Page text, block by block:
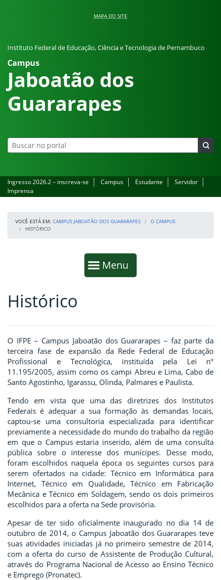
MAPA DO SITE
Instituto Federal de Educação, Ciência e Tecnologia de Pernambuco
Campus
Jaboatão dos
Guararapes
Ingresso 2026.2 – inscreva-se Campus Estudante
Servidor
Imprensa
VOCÊ ESTÁ EM: CAMPUS JABOATÃO DOS GUARARAPES
O CAMPUS
HISTÓRICO
Mostrar
Menu
Fim da navegação
Início do conteúdo
Histórico
O IFPE – Campus Jaboatão dos Guararapes – faz parte da
terceira fase de expansão da Rede Federal de Educação
Profissional e Tecnológica, instituída pela Lei nº
11.195/2005, assim como os campi Abreu e Lima, Cabo de
Santo Agostinho, Igarassu, Olinda, Palmares e Paulista.
Tendo em vista que uma das diretrizes dos Institutos
Federais é adequar a sua formação às demandas locais,
captou-se uma consultoria especializada para identificar
previamente a necessidade do mundo do trabalho da região
em que o Campus estaria inserido, além de uma consulta
pública sobre o interesse dos munícipes. Desse modo,
foram escolhidos naquela época os seguintes cursos para
serem ofertados na cidade: Técnico em Informática para
Internet, Técnico em Qualidade, Técnico em Fabricação
Mecânica e Técnico em Soldagem, sendo os dois primeiros
escolhidos para a oferta na Sede provisória.
Apesar de ter sido oficialmente inaugurado no dia 14 de
outubro de 2014, o Campus Jaboatão dos Guararapes teve
suas atividades iniciadas já no primeiro semestre de 2014,
com a oferta do curso de Assistente de Produção Cultural,
através do Programa Nacional de Acesso ao Ensino Técnico
e Emprego (Pronatec).